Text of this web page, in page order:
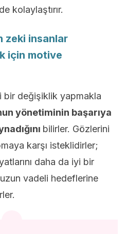
kolaylaştırır.
zeki insanlar
için motive
bir değişiklik yapmakla
yönetiminin başarıya
bilirler. Gözlerini
karşı isteklidirler;
daha da iyi bir
uzun vadeli hedeflerine